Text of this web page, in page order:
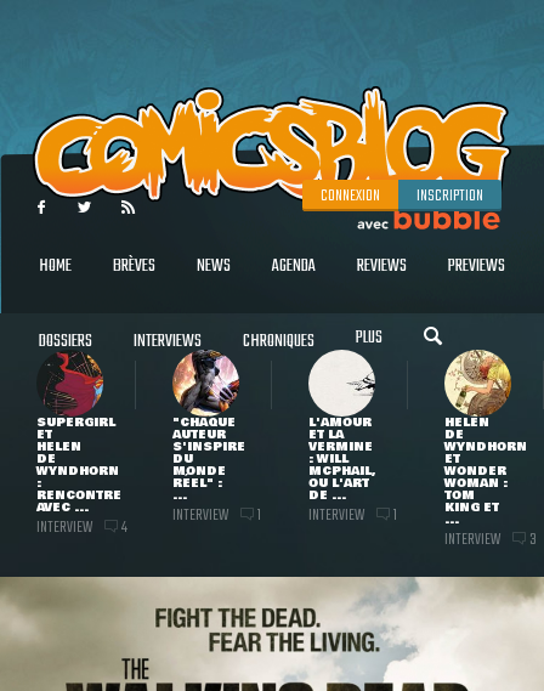
CONNEXION INSCRIPTION
HOME BRÈVES NEWS AGENDA REVIEWS PREVIEWS
DOSSIERS INTERVIEWS CHRONIQUES PLUS
SUPERGIRL
ET
HELEN
DE
WYNDHORN
:
RENCONTRE
AVEC ...
INTERVIEW 4
"CHAQUE
AUTEUR
S'INSPIRE
DU
MONDE
RÉEL" :
...
INTERVIEW 1
L'AMOUR
ET LA
VERMINE
: WILL
MCPHAIL,
OU L'ART
DE ...
INTERVIEW 1
HELEN
DE
WYNDHORN
ET
WONDER
WOMAN :
TOM
KING ET
...
INTERVIEW 3